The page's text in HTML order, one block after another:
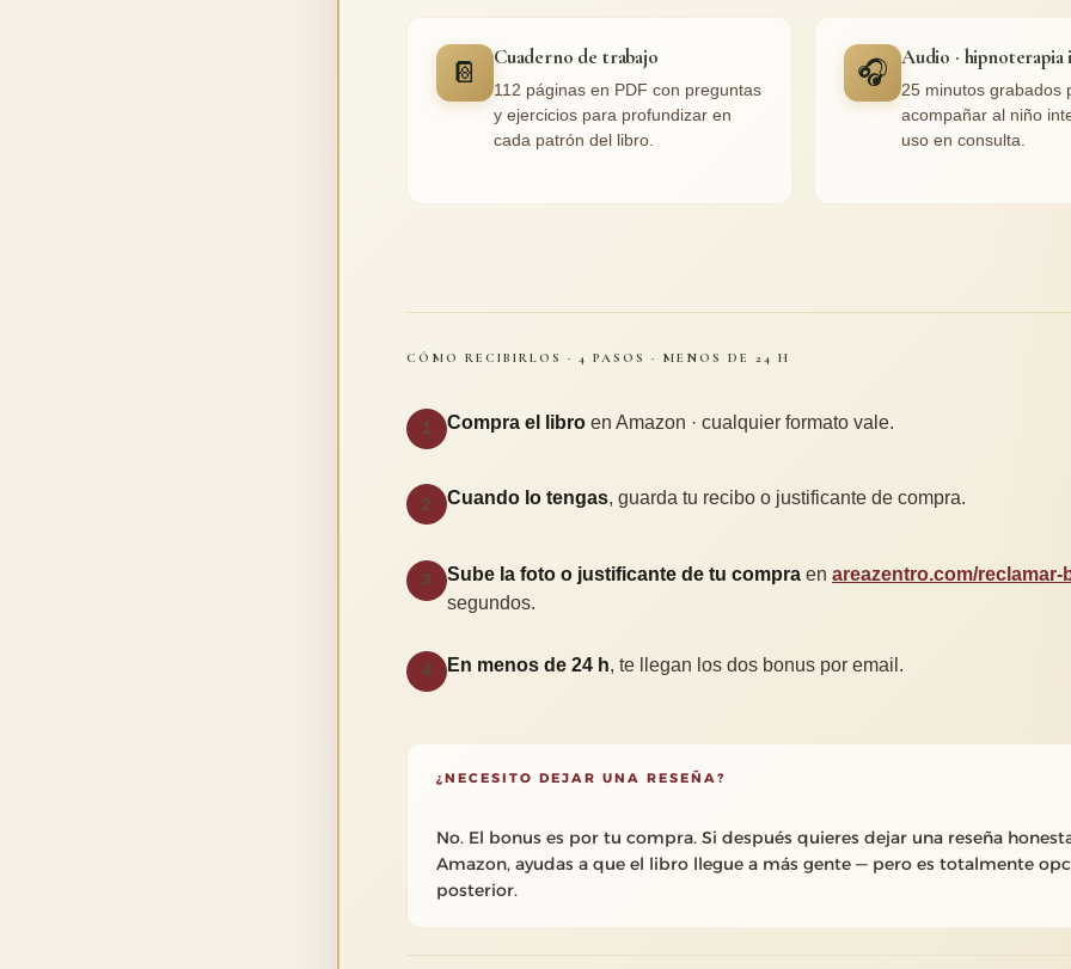
📔 Cuaderno de trabajo
112 páginas en PDF con preguntas
y ejercicios para profundizar en
cada patrón del libro.
🎧 Audio ·
25 minutos grabados
acompañar al niño
uso en consulta.
CÓMO RECIBIRLOS · 4 PASOS · MENOS DE 24 H
1 Compra el libro en Amazon · cualquier formato vale.
2 Cuando lo tengas, guarda tu recibo o justificante de compra.
3 Sube la foto o justificante de tu compra en areazentro.com/reclamar-
segundos.
4 En menos de 24 h, te llegan los dos bonus por email.
¿NECESITO DEJAR UNA RESEÑA?
No. El bonus es por tu compra. Si después quieres dejar una reseña
Amazon, ayudas a que el libro llegue a más gente — pero es totalmente
posterior.